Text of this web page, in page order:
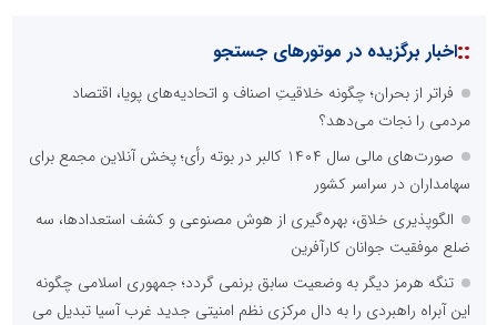
::اخبار برگزیده در موتورهای جستجو
فراتر از بحران؛ چگونه خلاقیتِ اصناف و اتحادیه‌های پویا، اقتصاد
مردمی را نجات می‌دهد؟
صورت‌های مالی سال ۱۴۰۴ کالبر در بوته رأی؛ پخش آنلاین مجمع برای
سهامداران در سراسر کشور
الگوپذیری خلاق، بهره‌گیری از هوش مصنوعی و کشف استعدادها، سه
ضلع موفقیت جوانان کارآفرین
تنگه هرمز دیگر به وضعیت سابق برنمی گردد؛ جمهوری اسلامی چگونه
این آبراه راهبردی را به دال مرکزی نظم امنیتی جدید غرب آسیا تبدیل می